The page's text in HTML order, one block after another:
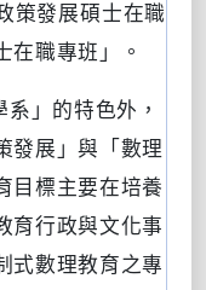
策發展碩士在職
在職專班」。
」的特色外，
發展」與「數理
目標主要在培養
育行政與文化事
式數理教育之專